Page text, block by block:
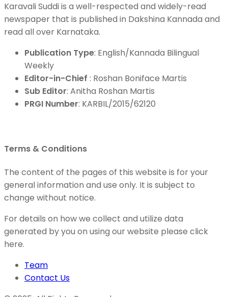
Karavali Suddi is a well-respected and widely-read
newspaper that is published in Dakshina Kannada and
read all over Karnataka.
Publication Type: English/Kannada Bilingual
Weekly
Editor-in-Chief : Roshan Boniface Martis
Sub Editor: Anitha Roshan Martis
PRGI Number: KARBIL/2015/62120
Terms & Conditions
The content of the pages of this website is for your
general information and use only. It is subject to
change without notice.
For details on how we collect and utilize data
generated by you on using our website please click
here.
Team
Contact Us